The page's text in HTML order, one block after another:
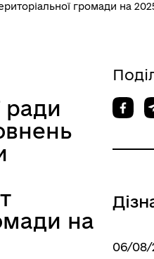
інформація
громади на
ради
на
06/08/